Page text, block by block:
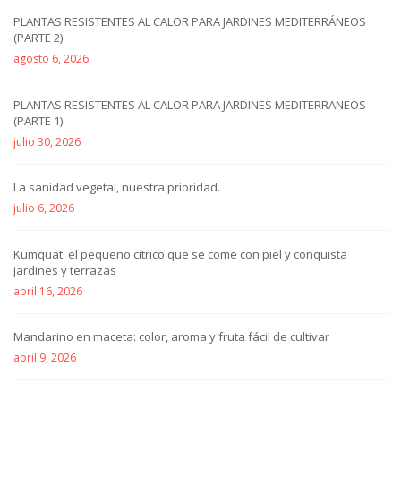
PLANTAS RESISTENTES AL CALOR PARA JARDINES MEDITERRÁNEOS
(PARTE 2)
agosto 6, 2026
PLANTAS RESISTENTES AL CALOR PARA JARDINES MEDITERRANEOS
(PARTE 1)
julio 30, 2026
La sanidad vegetal, nuestra prioridad.
julio 6, 2026
Kumquat: el pequeño cítrico que se come con piel y conquista
jardines y terrazas
abril 16, 2026
Mandarino en maceta: color, aroma y fruta fácil de cultivar
abril 9, 2026